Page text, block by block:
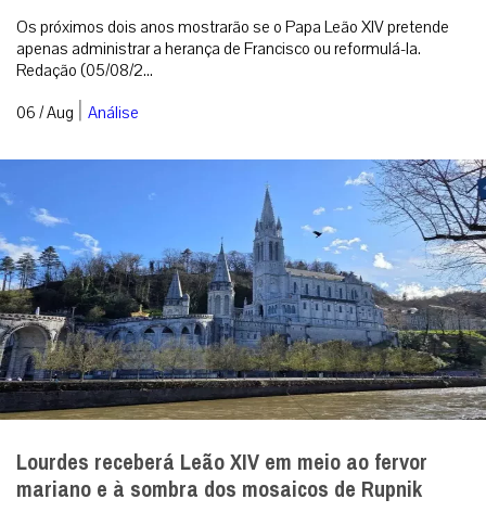
Os próximos dois anos mostrarão se o Papa Leão XIV pretende
apenas administrar a herança de Francisco ou reformulá-la.
Redação (05/08/2...
06 / Aug | Análise
Lourdes receberá Leão XIV em meio ao fervor
mariano e à sombra dos mosaicos de Rupnik